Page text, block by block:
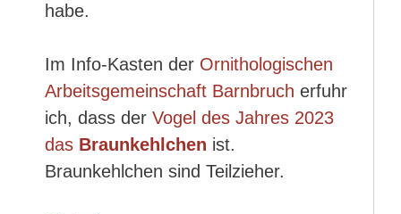
habe.
Im Info-Kasten der Ornithologischen
Arbeitsgemeinschaft Barnbruch erfuhr
ich, dass der Vogel des Jahres 2023
das Braunkehlchen ist.
Braunkehlchen sind Teilzieher.